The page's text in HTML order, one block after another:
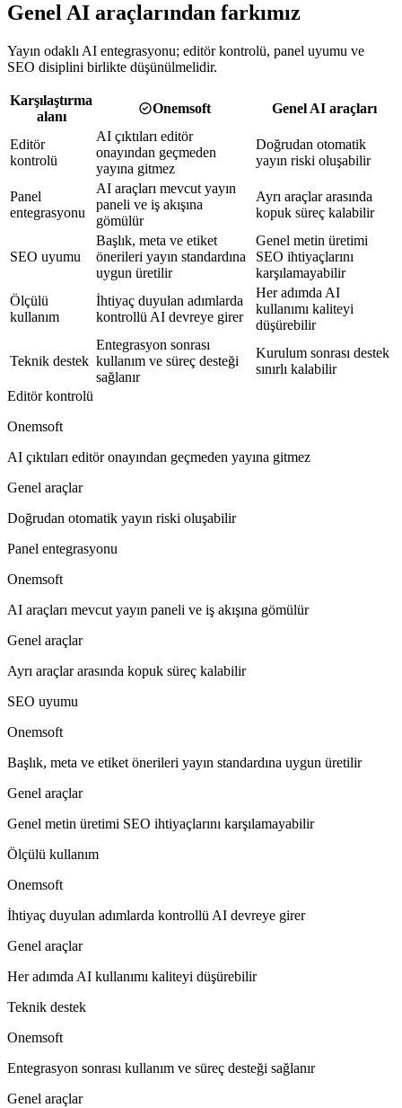
Genel AI araçlarından farkımız
Yayın odaklı AI entegrasyonu; editör kontrolü, panel uyumu ve
SEO disiplini birlikte düşünülmelidir.
Karşılaştırma
alanı
Onemsoft Genel AI araçları
Editör
kontrolü
AI çıktıları editör
onayından geçmeden
yayına gitmez
Doğrudan otomatik
yayın riski oluşabilir
Panel
entegrasyonu
AI araçları mevcut yayın
paneli ve iş akışına
gömülür
Ayrı araçlar arasında
kopuk süreç kalabilir
SEO uyumu
Başlık, meta ve etiket
önerileri yayın standardına
uygun üretilir
Genel metin üretimi
SEO ihtiyaçlarını
karşılamayabilir
Ölçülü
kullanım
İhtiyaç duyulan adımlarda
kontrollü AI devreye girer
Her adımda AI
kullanımı kaliteyi
düşürebilir
Teknik destek
Entegrasyon sonrası
kullanım ve süreç desteği
sağlanır
Kurulum sonrası destek
sınırlı kalabilir
Editör kontrolü
Onemsoft
AI çıktıları editör onayından geçmeden yayına gitmez
Genel araçlar
Doğrudan otomatik yayın riski oluşabilir
Panel entegrasyonu
Onemsoft
AI araçları mevcut yayın paneli ve iş akışına gömülür
Genel araçlar
Ayrı araçlar arasında kopuk süreç kalabilir
SEO uyumu
Onemsoft
Başlık, meta ve etiket önerileri yayın standardına uygun üretilir
Genel araçlar
Genel metin üretimi SEO ihtiyaçlarını karşılamayabilir
Ölçülü kullanım
Onemsoft
İhtiyaç duyulan adımlarda kontrollü AI devreye girer
Genel araçlar
Her adımda AI kullanımı kaliteyi düşürebilir
Teknik destek
Onemsoft
Entegrasyon sonrası kullanım ve süreç desteği sağlanır
Genel araçlar